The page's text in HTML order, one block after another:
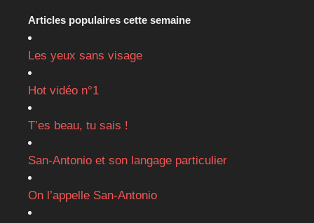
Articles populaires cette semaine
Les yeux sans visage
Hot vidéo n°1
T’es beau, tu sais !
San-Antonio et son langage particulier
On l’appelle San-Antonio